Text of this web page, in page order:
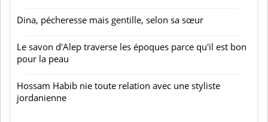
Dina, pécheresse mais gentille, selon sa sœur
Le savon d'Alep traverse les époques parce qu'il est bon
pour la peau
Hossam Habib nie toute relation avec une styliste
jordanienne